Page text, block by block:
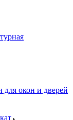
для окон и дверей